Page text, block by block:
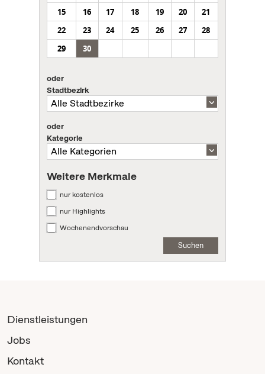
15
16 17 18 19 20
21
22
23 24 25 26 27
28
29
30
oder
Stadtbezirk
oder
Kategorie
Weitere Merkmale
nur kostenlos
nur Highlights
Wochenendvorschau
Suchen
Dienstleistungen
Jobs
Kontakt